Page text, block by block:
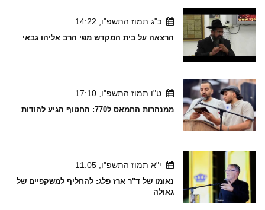
כ"ג תמוז התשפ"ו, 14:22
הרצאה על בית המקדש מפי הרב אליהו גבאי
ט"ו תמוז התשפ"ו, 17:10
ממנהרות החמאס ל770: החטוף הגיע להודות
י"א תמוז התשפ"ו, 11:05
נאומו של ד"ר ארז פלג: להחליף למשקפיים של
גאולה